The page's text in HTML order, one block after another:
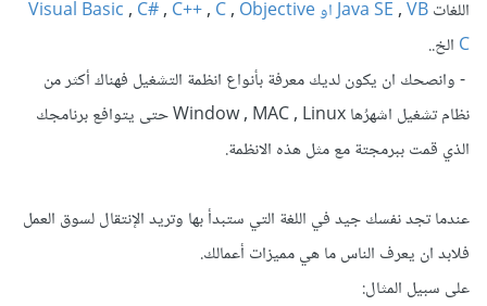
اللغات Java SE,VB او Visual Basic ,C#,C++,C,Objective
Cالخ..
- وانصحك ان يكون لديك معرفة بأنواع انظمة التشغيل فهناك أكثر من
نظام تشغيل اشهرُها Window , MAC , Linux حتى يتوافع برنامجك
الذي قمت ببرمجتة مع مثل هذه الانظمة.
عندما تجد نفسك جيد في اللغة التي ستبدأ بها وتريد الإنتقال لسوق العمل
فلابد ان يعرف الناس ما هي مميزات أعمالك.
على سبيل المثال: